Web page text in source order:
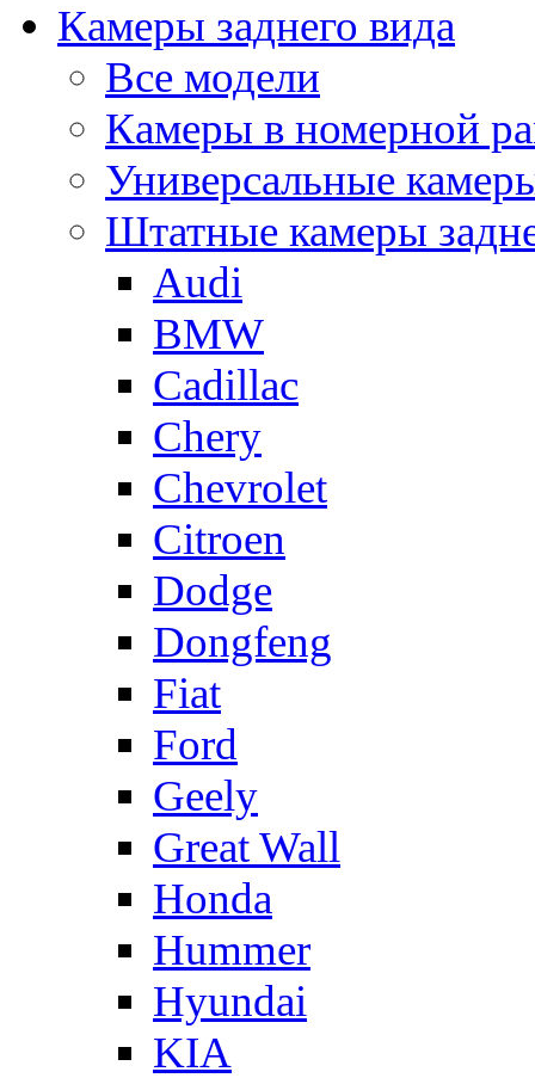
Камеры заднего вида
Все модели
Камеры в номерной
Универсальные
Штатные камеры
Audi
BMW
Cadillac
Chery
Chevrolet
Citroen
Dodge
Dongfeng
Fiat
Ford
Geely
Great Wall
Honda
Hummer
Hyundai
KIA